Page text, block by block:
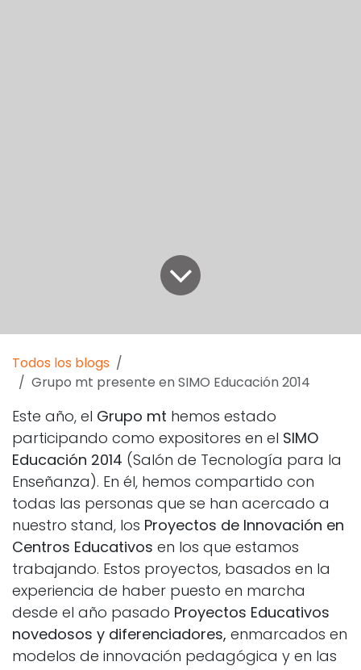
Todos los blogs
Grupo mt presente en SIMO Educación 2014
Este año, el Grupo mt hemos estado
participando como expositores en el SIMO
Educación 2014 (Salón de Tecnología para la
Enseñanza). En él, hemos compartido con
todas las personas que se han acercado a
nuestro stand, los Proyectos de Innovación en
Centros Educativos en los que estamos
trabajando. Estos proyectos, basados en la
experiencia de haber puesto en marcha
desde el año pasado Proyectos Educativos
novedosos y diferenciadores, enmarcados en
modelos de innovación pedagógica y en las